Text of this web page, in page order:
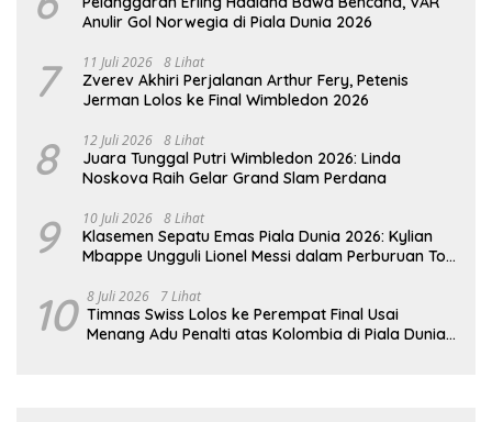
Anulir Gol Norwegia di Piala Dunia 2026
7 11 Juli 2026 8 Lihat
Zverev Akhiri Perjalanan Arthur Fery, Petenis
Jerman Lolos ke Final Wimbledon 2026
8 12 Juli 2026 8 Lihat
Juara Tunggal Putri Wimbledon 2026: Linda
Noskova Raih Gelar Grand Slam Perdana
9 10 Juli 2026 8 Lihat
Klasemen Sepatu Emas Piala Dunia 2026: Kylian
Mbappe Ungguli Lionel Messi dalam Perburuan Top
10 8 Juli 2026 7 Lihat
Timnas Swiss Lolos ke Perempat Final Usai
Menang Adu Penalti atas Kolombia di Piala Dunia